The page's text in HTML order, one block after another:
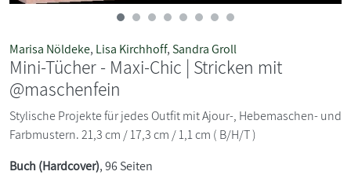
Marisa Nöldeke, Lisa Kirchhoff, Sandra Groll
Mini-Tücher - Maxi-Chic | Stricken mit
@maschenfein
Stylische Projekte für jedes Outfit mit Ajour-, Hebemaschen- und
Farbmustern. 21,3 cm / 17,3 cm / 1,1 cm ( B/H/T )
Buch (Hardcover), 96 Seiten